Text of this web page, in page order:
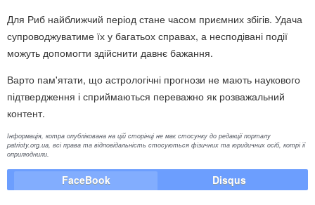
Для Риб найближчий період стане часом приємних збігів. Удача
супроводжуватиме їх у багатьох справах, а несподівані події
можуть допомогти здійснити давнє бажання.
Варто пам'ятати, що астрологічні прогнози не мають наукового
підтвердження і сприймаються переважно як розважальний
контент.
Інформація, котра опублікована на цій сторінці не має стосунку до редакції порталу
patrioty.org.ua, всі права та відповідальність стосуються фізичних та юридичних осіб, котрі її
оприлюднили.
FaceBook Disqus